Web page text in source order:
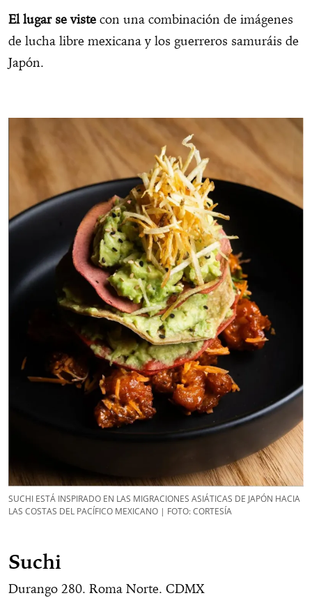
El lugar se viste con una combinación de imágenes
de lucha libre mexicana y los guerreros samuráis de
Japón.
SUCHI ESTÁ INSPIRADO EN LAS MIGRACIONES ASIÁTICAS DE JAPÓN HACIA
LAS COSTAS DEL PACÍFICO MEXICANO | FOTO: CORTESÍA
Suchi
Durango 280. Roma Norte. CDMX